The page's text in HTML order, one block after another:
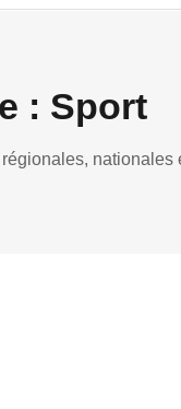
: Sport
nationales